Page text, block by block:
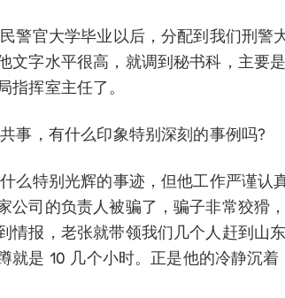
警官大学毕业以后，分配到我们刑警
文字水平很高，就调到秘书科，主要
指挥室主任了。
事，有什么印象特别深刻的事例吗?
么特别光辉的事迹，但他工作严谨认
公司的负责人被骗了，骗子非常狡猾
情报，老张就带领我们几个人赶到山
就是 10 几个小时。正是他的冷静沉